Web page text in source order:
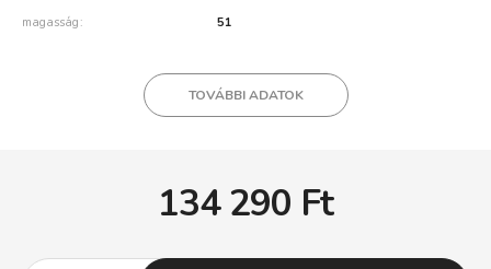
magasság 51
TOVÁBBI ADATOK
134 290 Ft